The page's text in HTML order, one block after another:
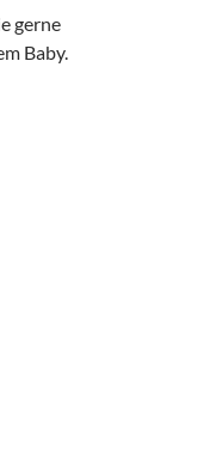
gerne
Baby.